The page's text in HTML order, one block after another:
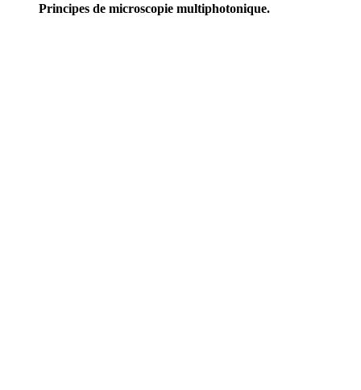
Principes de microscopie multiphotonique.